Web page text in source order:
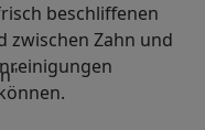
beschliffenen
zwischen Zahn und